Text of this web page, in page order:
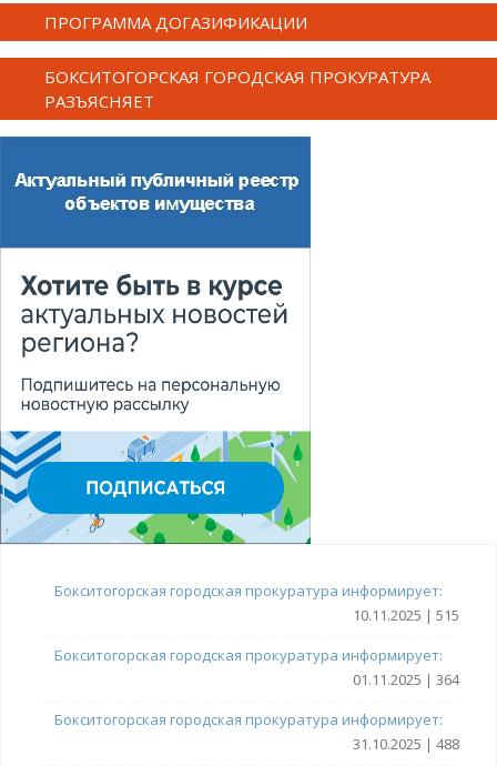
ПРОГРАММА ДОГАЗИФИКАЦИИ
БОКСИТОГОРСКАЯ ГОРОДСКАЯ ПРОКУРАТУРА
РАЗЪЯСНЯЕТ
Бокситогорская городская прокуратура информирует:
10.11.2025 | 515
Бокситогорская городская прокуратура информирует:
01.11.2025 | 364
Бокситогорская городская прокуратура информирует:
31.10.2025 | 488